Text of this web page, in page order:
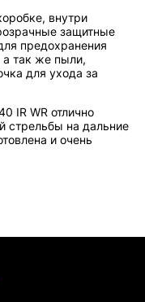
внутри
защитные
предохранения
а так же пыли,
для ухода за
IR WR отлично
стрельбы на дальние
и очень